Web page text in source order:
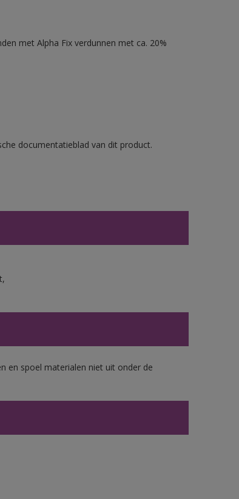
met Alpha Fix verdunnen met ca. 20%
documentatieblad van dit product.
en spoel materialen niet uit onder de